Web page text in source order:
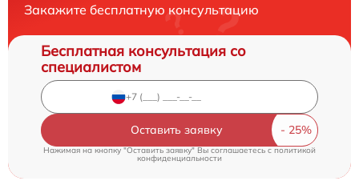
Закажите бесплатную консультацию
Бесплатная консультация со
специалистом
Оставить заявку
Нажимая на кнопку "Оставить заявку" Вы соглашаетесь cполитикой
конфиденциальности